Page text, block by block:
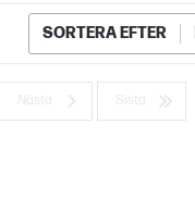
SORTERA EFTER